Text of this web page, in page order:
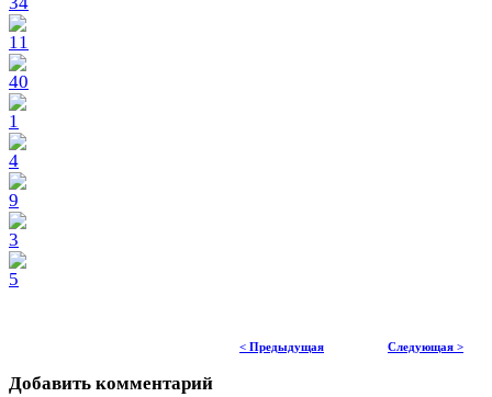
< Предыдущая Следующая >
Добавить комментарий